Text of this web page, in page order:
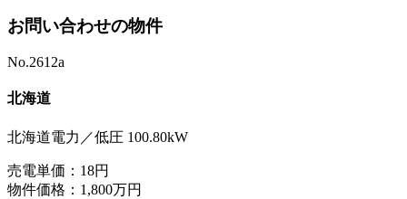
お問い合わせの物件
No.2612a
北海道
北海道電力／低圧 100.80kW
売電単価： 18円
物件価格： 1,800万円